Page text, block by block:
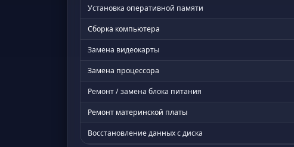
Установка оперативной памяти
Сборка компьютера
Замена видеокарты
Замена процессора
Ремонт / замена блока питания
Ремонт материнской платы
Восстановление данных с диска